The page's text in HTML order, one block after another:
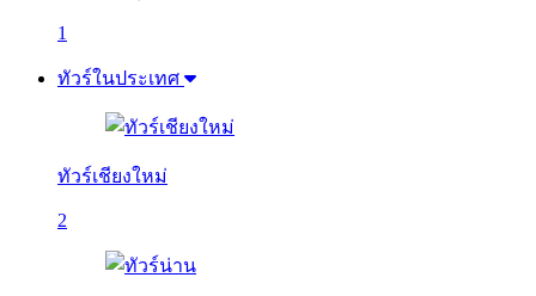
1
ทัวร์ในประเทศ
ทัวร์เชียงใหม่
2